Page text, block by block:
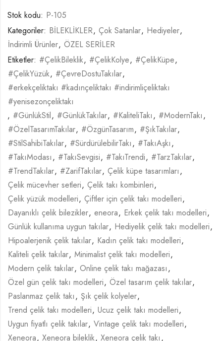
Stok kodu: P-105
Kategoriler: BİLEKLİKLER, Çok Satanlar, Hediyeler,
İndirimli Ürünler, ÖZEL SERİLER
Etiketler: #ÇelikBileklik, #ÇelikKolye, #ÇelikKüpe,
#ÇelikYüzük, #ÇevreDostuTakılar,
#erkekçeliktakı #kadınçeliktakı #indirimliçeliktakı
#yenisezonçeliktakı
, #GünlükStil, #GünlükTakılar, #KaliteliTakı, #ModernTakı,
#ÖzelTasarımTakılar, #ÖzgünTasarım, #ŞıkTakılar,
#StilSahibiTakılar, #SürdürülebilirTakı, #TakıAşkı,
#TakıModası, #TakıSevgisi, #TakıTrendi, #TarzTakılar,
#TrendTakılar, #ZarifTakılar, Çelik küpe tasarımları,
Çelik mücevher setleri, Çelik takı kombinleri,
Çelik yüzük modelleri, Çiftler için çelik takı modelleri,
Dayanıklı çelik bilezikler, eneora, Erkek çelik takı modelleri,
Günlük kullanıma uygun takılar, Hediyelik çelik takı modelleri,
Hipoalerjenik çelik takılar, Kadın çelik takı modelleri,
Kaliteli çelik takılar, Minimalist çelik takı modelleri,
Modern çelik takılar, Online çelik takı mağazası,
Özel gün çelik takı modelleri, Özel tasarım çelik takılar,
Paslanmaz çelik takı, Şık çelik kolyeler,
Trend çelik takı modelleri, Ucuz çelik takı modelleri,
Uygun fiyatlı çelik takılar, Vintage çelik takı modelleri,
Xeneora, Xeneora bileklik, Xeneora çelik takı,